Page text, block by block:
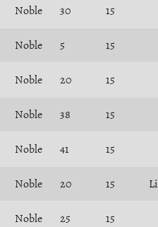
Noble 30 15
Noble 5 15
Noble 20 15
Noble 38 15
Noble 41 15
Noble 20 15
Noble 25 15